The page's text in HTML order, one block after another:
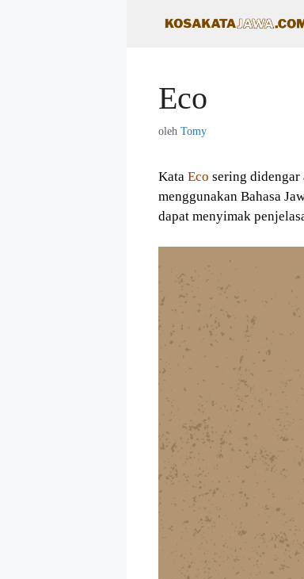
Eco
oleh Tomy
Kata Eco sering didengar
menggunakan Bahasa
dapat menyimak